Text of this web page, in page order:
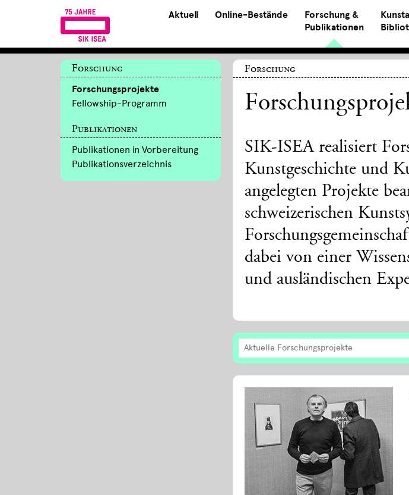
Aktuell Online-Bestände
Forschung &
Publikationen
Forschung
Forschungsprojekte
Fellowship-Programm
Publikationen
Publikationen in Vorbereitung
Publikationsverzeichnis
Forschung
SIK-ISEA realisiert
Kunstgeschichte und
angelegten Projekte
schweizerischen
dabei von einer
und ausländischen
Aktuelle Forschungsprojekte